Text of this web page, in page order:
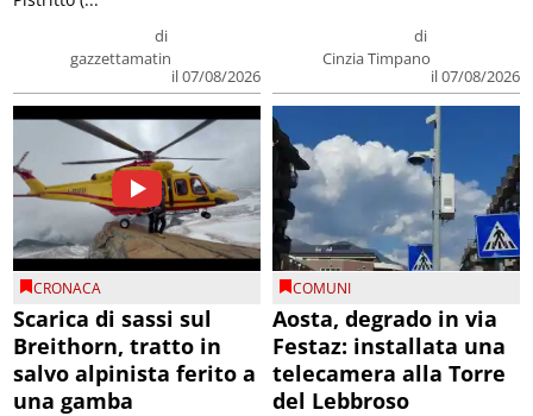
di
gazzettamatin
il 07/08/2026
di
Cinzia Timpano
il 07/08/2026
CRONACA
Scarica di sassi sul
Breithorn, tratto in
salvo alpinista ferito a
una gamba
COMUNI
Aosta, degrado in via
Festaz: installata una
telecamera alla Torre
del Lebbroso